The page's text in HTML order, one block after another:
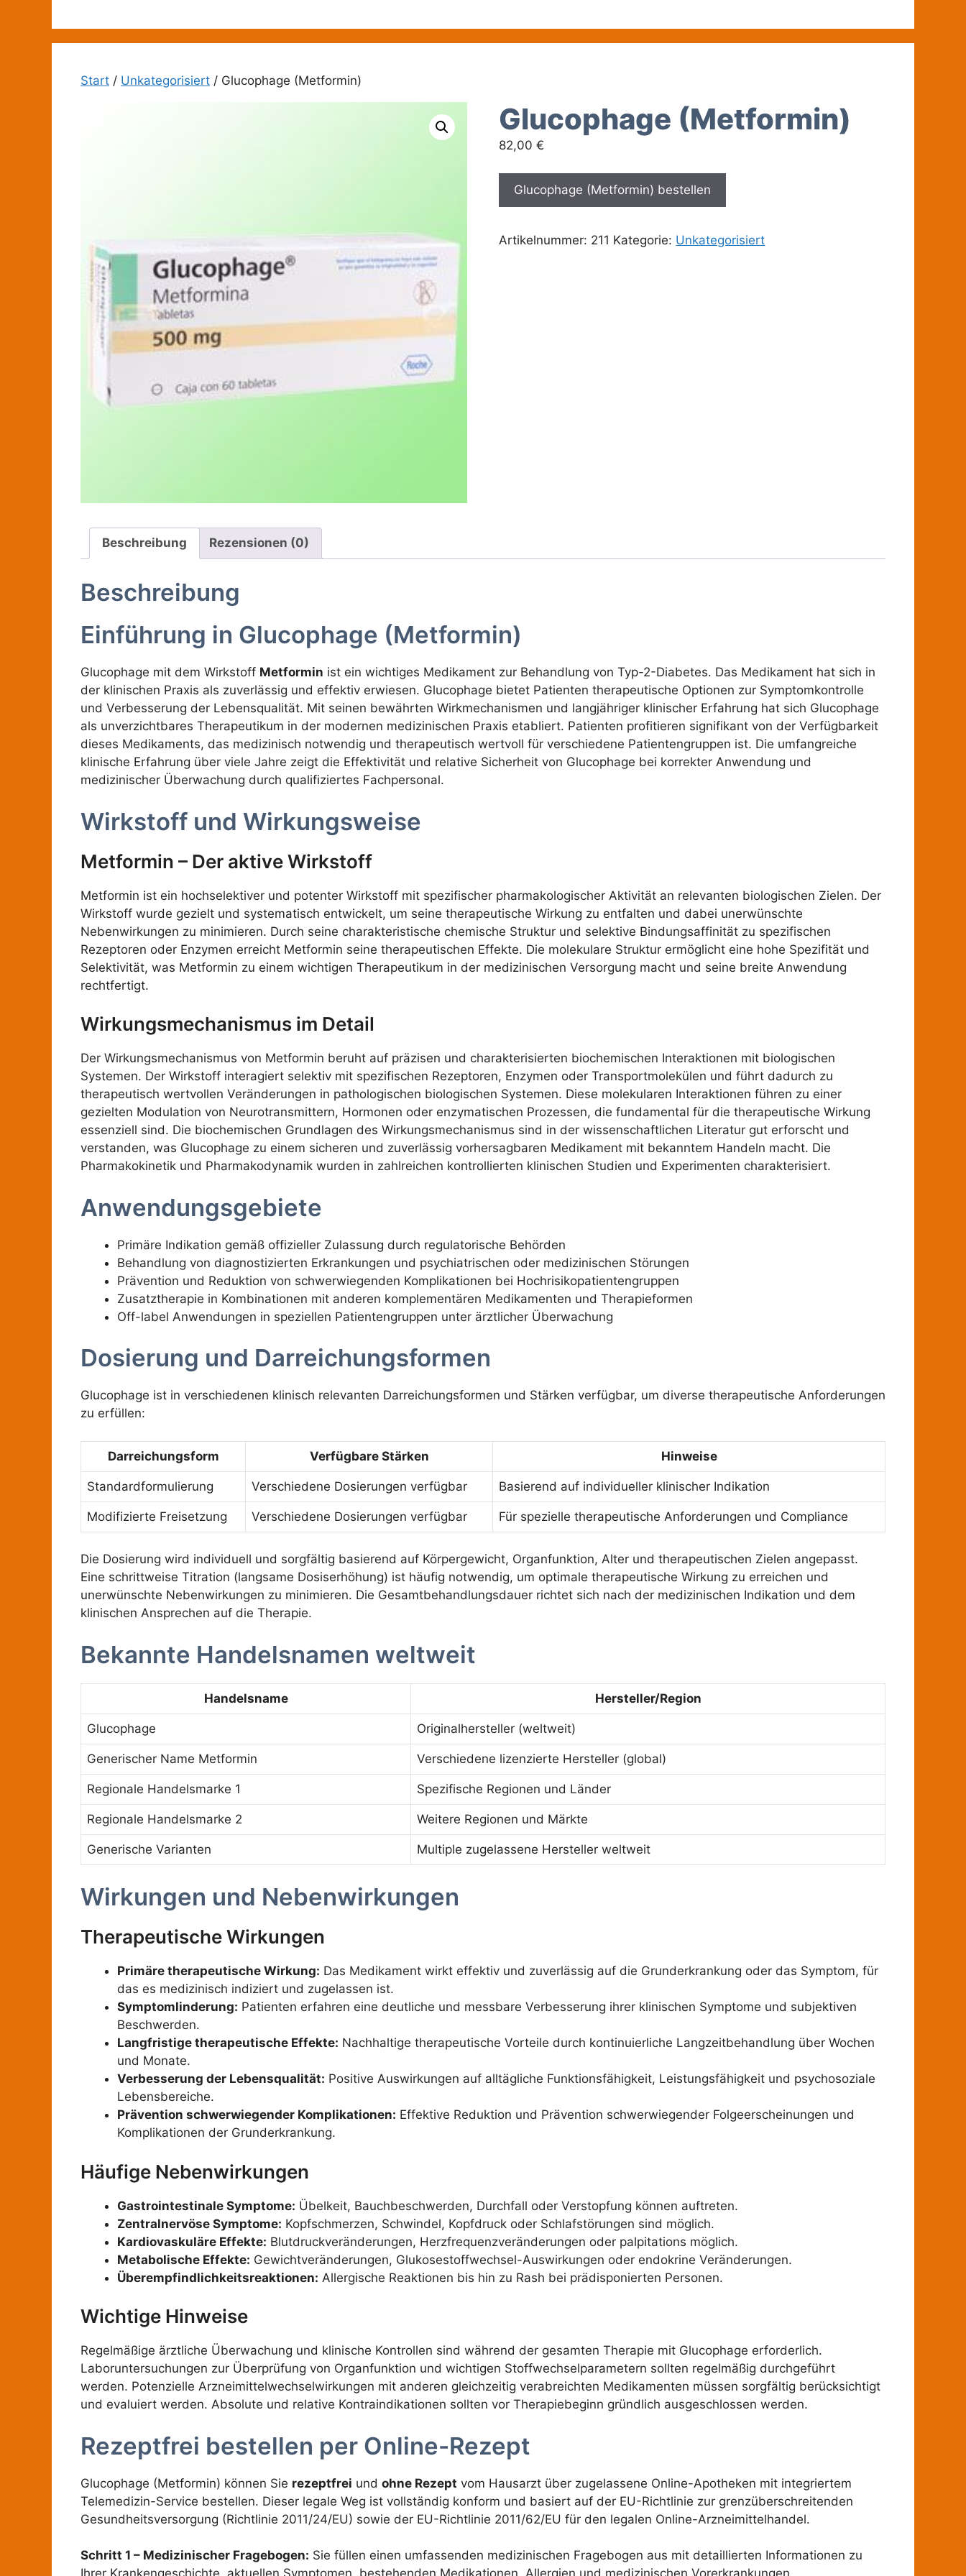
Start / Unkategorisiert / Glucophage (Metformin)
Glucophage (Metformin)
82,00€
Glucophage (Metformin) bestellen
Artikelnummer: 211 Kategorie: Unkategorisiert
Beschreibung Rezensionen (0)
Beschreibung
Einführung in Glucophage (Metformin)
Glucophage mit dem Wirkstoff Metformin ist ein wichtiges Medikament zur Behandlung von Typ-2-Diabetes. Das Medikament hat sich in
der klinischen Praxis als zuverlässig und effektiv erwiesen. Glucophage bietet Patienten therapeutische Optionen zur Symptomkontrolle
und Verbesserung der Lebensqualität. Mit seinen bewährten Wirkmechanismen und langjähriger klinischer Erfahrung hat sich Glucophage
als unverzichtbares Therapeutikum in der modernen medizinischen Praxis etabliert. Patienten profitieren signifikant von der Verfügbarkeit
dieses Medikaments, das medizinisch notwendig und therapeutisch wertvoll für verschiedene Patientengruppen ist. Die umfangreiche
klinische Erfahrung über viele Jahre zeigt die Effektivität und relative Sicherheit von Glucophage bei korrekter Anwendung und
medizinischer Überwachung durch qualifiziertes Fachpersonal.
Wirkstoff und Wirkungsweise
Metformin – Der aktive Wirkstoff
Metformin ist ein hochselektiver und potenter Wirkstoff mit spezifischer pharmakologischer Aktivität an relevanten biologischen Zielen. Der
Wirkstoff wurde gezielt und systematisch entwickelt, um seine therapeutische Wirkung zu entfalten und dabei unerwünschte
Nebenwirkungen zu minimieren. Durch seine charakteristische chemische Struktur und selektive Bindungsaffinität zu spezifischen
Rezeptoren oder Enzymen erreicht Metformin seine therapeutischen Effekte. Die molekulare Struktur ermöglicht eine hohe Spezifität und
Selektivität, was Metformin zu einem wichtigen Therapeutikum in der medizinischen Versorgung macht und seine breite Anwendung
rechtfertigt.
Wirkungsmechanismus im Detail
Der Wirkungsmechanismus von Metformin beruht auf präzisen und charakterisierten biochemischen Interaktionen mit biologischen
Systemen. Der Wirkstoff interagiert selektiv mit spezifischen Rezeptoren, Enzymen oder Transportmolekülen und führt dadurch zu
therapeutisch wertvollen Veränderungen in pathologischen biologischen Systemen. Diese molekularen Interaktionen führen zu einer
gezielten Modulation von Neurotransmittern, Hormonen oder enzymatischen Prozessen, die fundamental für die therapeutische Wirkung
essenziell sind. Die biochemischen Grundlagen des Wirkungsmechanismus sind in der wissenschaftlichen Literatur gut erforscht und
verstanden, was Glucophage zu einem sicheren und zuverlässig vorhersagbaren Medikament mit bekanntem Handeln macht. Die
Pharmakokinetik und Pharmakodynamik wurden in zahlreichen kontrollierten klinischen Studien und Experimenten charakterisiert.
Anwendungsgebiete
Primäre Indikation gemäß offizieller Zulassung durch regulatorische Behörden
Behandlung von diagnostizierten Erkrankungen und psychiatrischen oder medizinischen Störungen
Prävention und Reduktion von schwerwiegenden Komplikationen bei Hochrisikopatientengruppen
Zusatztherapie in Kombinationen mit anderen komplementären Medikamenten und Therapieformen
Off-label Anwendungen in speziellen Patientengruppen unter ärztlicher Überwachung
Dosierung und Darreichungsformen
Glucophage ist in verschiedenen klinisch relevanten Darreichungsformen und Stärken verfügbar, um diverse therapeutische Anforderungen
zu erfüllen:
Darreichungsform Verfügbare Stärken Hinweise
Standardformulierung Verschiedene Dosierungen verfügbar Basierend auf individueller klinischer Indikation
Modifizierte Freisetzung Verschiedene Dosierungen verfügbar Für spezielle therapeutische Anforderungen und Compliance
Die Dosierung wird individuell und sorgfältig basierend auf Körpergewicht, Organfunktion, Alter und therapeutischen Zielen angepasst.
Eine schrittweise Titration (langsame Dosiserhöhung) ist häufig notwendig, um optimale therapeutische Wirkung zu erreichen und
unerwünschte Nebenwirkungen zu minimieren. Die Gesamtbehandlungsdauer richtet sich nach der medizinischen Indikation und dem
klinischen Ansprechen auf die Therapie.
Bekannte Handelsnamen weltweit
Handelsname Hersteller/Region
Glucophage Originalhersteller (weltweit)
Generischer Name Metformin Verschiedene lizenzierte Hersteller (global)
Regionale Handelsmarke 1 Spezifische Regionen und Länder
Regionale Handelsmarke 2 Weitere Regionen und Märkte
Generische Varianten Multiple zugelassene Hersteller weltweit
Wirkungen und Nebenwirkungen
Therapeutische Wirkungen
Primäre therapeutische Wirkung: Das Medikament wirkt effektiv und zuverlässig auf die Grunderkrankung oder das Symptom, für
das es medizinisch indiziert und zugelassen ist.
Symptomlinderung: Patienten erfahren eine deutliche und messbare Verbesserung ihrer klinischen Symptome und subjektiven
Beschwerden.
Langfristige therapeutische Effekte: Nachhaltige therapeutische Vorteile durch kontinuierliche Langzeitbehandlung über Wochen
und Monate.
Verbesserung der Lebensqualität: Positive Auswirkungen auf alltägliche Funktionsfähigkeit, Leistungsfähigkeit und psychosoziale
Lebensbereiche.
Prävention schwerwiegender Komplikationen: Effektive Reduktion und Prävention schwerwiegender Folgeerscheinungen und
Komplikationen der Grunderkrankung.
Häufige Nebenwirkungen
Gastrointestinale Symptome: Übelkeit, Bauchbeschwerden, Durchfall oder Verstopfung können auftreten.
Zentralnervöse Symptome: Kopfschmerzen, Schwindel, Kopfdruck oder Schlafstörungen sind möglich.
Kardiovaskuläre Effekte: Blutdruckveränderungen, Herzfrequenzveränderungen oder palpitations möglich.
Metabolische Effekte: Gewichtveränderungen, Glukosestoffwechsel-Auswirkungen oder endokrine Veränderungen.
Überempfindlichkeitsreaktionen: Allergische Reaktionen bis hin zu Rash bei prädisponierten Personen.
Wichtige Hinweise
Regelmäßige ärztliche Überwachung und klinische Kontrollen sind während der gesamten Therapie mit Glucophage erforderlich.
Laboruntersuchungen zur Überprüfung von Organfunktion und wichtigen Stoffwechselparametern sollten regelmäßig durchgeführt
werden. Potenzielle Arzneimittelwechselwirkungen mit anderen gleichzeitig verabreichten Medikamenten müssen sorgfältig berücksichtigt
und evaluiert werden. Absolute und relative Kontraindikationen sollten vor Therapiebeginn gründlich ausgeschlossen werden.
Rezeptfrei bestellen per Online-Rezept
Glucophage (Metformin) können Sie rezeptfrei und ohne Rezept vom Hausarzt über zugelassene Online-Apotheken mit integriertem
Telemedizin-Service bestellen. Dieser legale Weg ist vollständig konform und basiert auf der EU-Richtlinie zur grenzüberschreitenden
Gesundheitsversorgung (Richtlinie 2011/24/EU) sowie der EU-Richtlinie 2011/62/EU für den legalen Online-Arzneimittelhandel.
Schritt 1 – Medizinischer Fragebogen: Sie füllen einen umfassenden medizinischen Fragebogen aus mit detaillierten Informationen zu
Ihrer Krankengeschichte, aktuellen Symptomen, bestehenden Medikationen, Allergien und medizinischen Vorerkrankungen.